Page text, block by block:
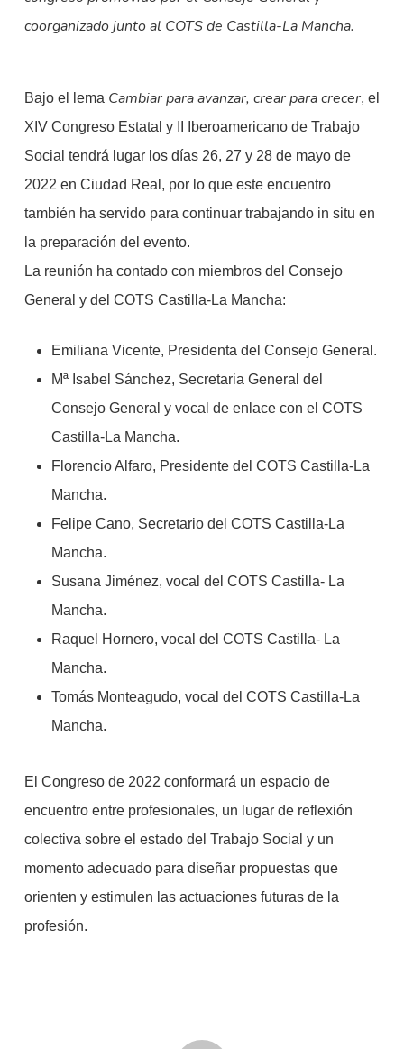
coorganizado junto al COTS de Castilla-La Mancha.
Bajo el lema Cambiar para avanzar, crear para crecer, el
XIV Congreso Estatal y II Iberoamericano de Trabajo
Social tendrá lugar los días 26, 27 y 28 de mayo de
2022 en Ciudad Real, por lo que este encuentro
también ha servido para continuar trabajando in situ en
la preparación del evento.
La reunión ha contado con miembros del Consejo
General y del COTS Castilla-La Mancha:
Emiliana Vicente, Presidenta del Consejo General.
Mª Isabel Sánchez, Secretaria General del
Consejo General y vocal de enlace con el COTS
Castilla-La Mancha.
Florencio Alfaro, Presidente del COTS Castilla-La
Mancha.
Felipe Cano, Secretario del COTS Castilla-La
Mancha.
Susana Jiménez, vocal del COTS Castilla- La
Mancha.
Raquel Hornero, vocal del COTS Castilla- La
Mancha.
Tomás Monteagudo, vocal del COTS Castilla-La
Mancha.
El Congreso de 2022 conformará un espacio de
encuentro entre profesionales, un lugar de reflexión
colectiva sobre el estado del Trabajo Social y un
momento adecuado para diseñar propuestas que
orienten y estimulen las actuaciones futuras de la
profesión.